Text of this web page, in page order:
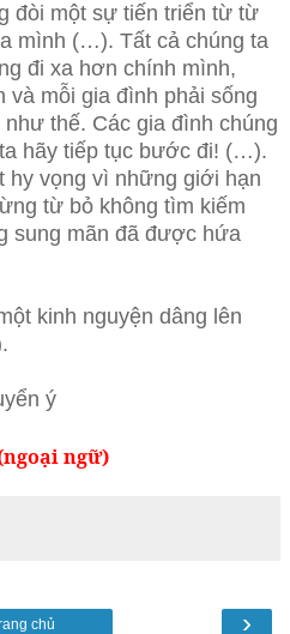
đòi một sự tiến triển từ từ
mình (…). Tất cả chúng ta
đi xa hơn chính mình,
mỗi gia đình phải sống
thế. Các gia đình chúng
hãy tiếp tục bước đi! (…).
hy vọng vì những giới hạn
từ bỏ không tìm kiếm
sung mãn đã được hứa
kinh nguyện dâng lên
ý
ngữ)
›
chủ